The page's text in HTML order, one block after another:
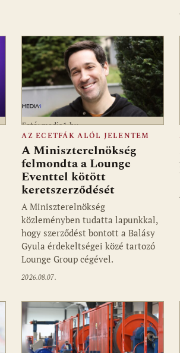
Fotó: media1.hu
AZ ECETFÁK ALÓL JELENTEM
A Miniszterelnökség
felmondta a Lounge
Eventtel kötött
keretszerződését
A Miniszterelnökség
közleményben tudatta lapunkkal,
hogy szerződést bontott a Balásy
Gyula érdekeltségei közé tartozó
Lounge Group cégével.
2026.08.07.